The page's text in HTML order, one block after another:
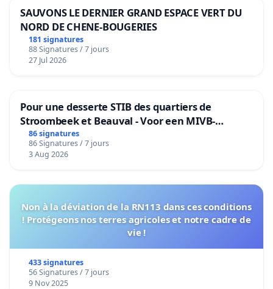
SAUVONS LE DERNIER GRAND ESPACE VERT DU
NORD DE CHENE-BOUGERIES
181 signatures
88 Signatures / 7 jours
27 Jul 2026
Pour une desserte STIB des quartiers de
Stroombeek et Beauval - Voor een MIVB-
bediening van de wijken Strombeek en Het
Voor
86 signatures
86 Signatures / 7 jours
3 Aug 2026
Non à la déviation de la RN113 dans ces conditions
! Protégeons nos terres agricoles et notre cadre de
vie !
433 signatures
56 Signatures / 7 jours
9 Nov 2025